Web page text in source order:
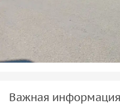
Важная информация